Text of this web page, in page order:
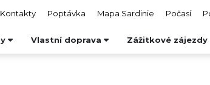
Kontakty Poptávka Mapa Sardinie Počasí
Vlastní doprava Zážitkové zájezdy